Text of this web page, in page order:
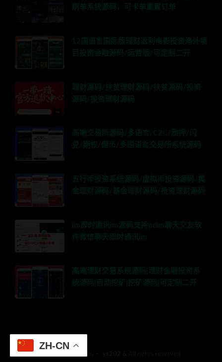
刷单系统源码，可卡单重置订单
12国语言国际版理财返利电影投资海外项
目投资金融源码/运营版/可定制二开
理财源码/扶贫理财源码/扶贫源码/投资
源码/投资理财源码
高端交易所源码/多语言/C2C/质押/闪
兑/期权/借币/多国语言交易所系统源码
五行币投资系统源码/虚拟币投资源码/黄
金理财源码/基金理财源码/投资理财源码
im即时通讯im源码支持pcim聊天交友软
件微信聊天即时通讯im
高端理财交易系统源码|理财金融投资系
统源码|自动挖矿|挖矿源码|可定制二开
ZH-CN